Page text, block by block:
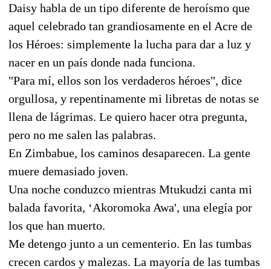
Daisy habla de un tipo diferente de heroísmo que
aquel celebrado tan grandiosamente en el Acre de
los Héroes: simplemente la lucha para dar a luz y
nacer en un país donde nada funciona.
"Para mí, ellos son los verdaderos héroes", dice
orgullosa, y repentinamente mi libretas de notas se
llena de lágrimas. Le quiero hacer otra pregunta,
pero no me salen las palabras.
En Zimbabue, los caminos desaparecen. La gente
muere demasiado joven.
Una noche conduzco mientras Mtukudzi canta mi
balada favorita, ‘Akoromoka Awa', una elegía por
los que han muerto.
Me detengo junto a un cementerio. En las tumbas
crecen cardos y malezas. La mayoría de las tumbas